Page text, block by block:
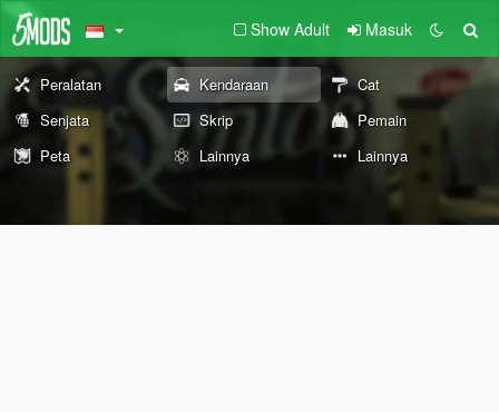
Show Adult Masuk
Peralatan Kendaraan
Cat
Senjata
Skrip
Pemain
Peta
Lainnya Lainnya